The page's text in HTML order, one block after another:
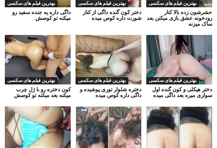
بهترین فیلم های سکسی
داگی داره یه جنده سفید رو
میکنه تو کوصش
بهترین فیلم های سکسی
دختر کون گنده داگی از کنار
شورت داره کوص میده
بهترین فیلم های سکسی
حشرشون زده بالا کنار
رودخونه عشق بازی میکنن بعد
ساک میزنه
بهترین فیلم های سکسی
کون دختره رو با ژل چرب
میکنه بعد میکنه تو کوصش
بهترین فیلم های سکسی
دختره شلوار توری پوشیده و
داگی داره کوص میده
بهترین فیلم های سکسی
دختر هیکلی و کون گنده اول
سواری میره بعد داگی میده